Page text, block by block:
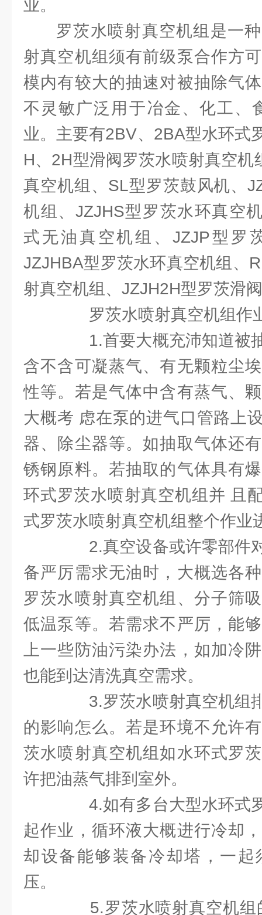
业。
罗茨水喷射真空机组是一
射真空机组须有前级泵合作方
模内有较大的抽速对被抽除气
不灵敏广泛用于冶金、化工、
业。主要有2BV、2BA型水环式
H、2H型滑阀罗茨水喷射真空机
真空机组、SL型罗茨鼓风机、
机组、JZJHS型罗茨水环真空
式无油真空机组、JZJP型罗
JZJHBA型罗茨水环真空机组、
射真空机组、JZJH2H型罗茨滑
罗茨水喷射真空机组作
1.首要大概充沛知道被
含不含可凝蒸气、有无颗粒尘
性等。若是气体中含有蒸气、
大概考 虑在泵的进气口管路上
器、除尘器等。如抽取气体还
锈钢原料。若抽取的气体具有
环式罗茨水喷射真空机组并 且
式罗茨水喷射真空机组整个作业
2.真空设备或许零部件
备严厉需求无油时，大概选各
罗茨水喷射真空机组、分子筛
低温泵等。若需求不严厉，能
上一些防油污染办法，如加冷
也能到达清洗真空需求。
3.罗茨水喷射真空机组
的影响怎么。若是环境不允许
茨水喷射真空机组如水环式罗
许把油蒸气排到室外。
4.如有多台大型水环式
起作业，循环液大概进行冷却
却设备能够装备冷却塔，一起
压。
5.罗茨水喷射真空机组